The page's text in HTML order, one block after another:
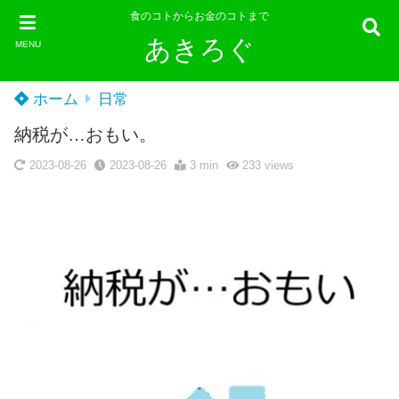
MENU
食のコトからお金のコトまで
あきろぐ
ホーム 日常
納税が…おもい。
2023-08-26 2023-08-26 3 min 233views